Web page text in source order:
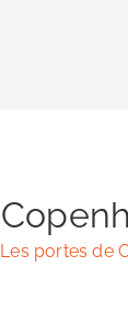
Les portes de